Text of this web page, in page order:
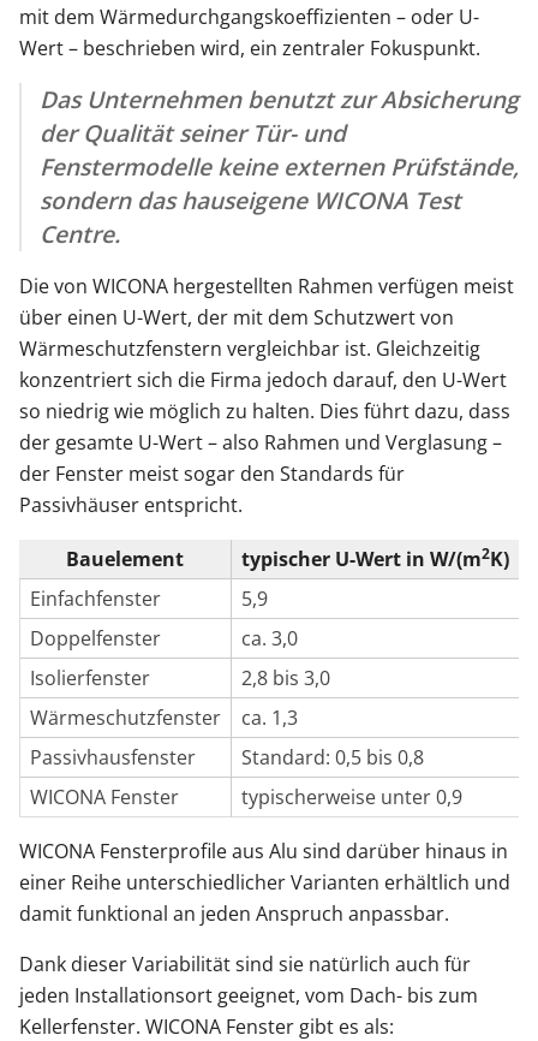
mit dem Wärmedurchgangskoeffizienten – oder U-
Wert – beschrieben wird, ein zentraler Fokuspunkt.
Das Unternehmen benutzt zur Absicherung
der Qualität seiner Tür- und
Fenstermodelle keine externen Prüfstände,
sondern das hauseigene WICONA Test
Centre.
Die von WICONA hergestellten Rahmen verfügen meist
über einen U-Wert, der mit dem Schutzwert von
Wärmeschutzfenstern vergleichbar ist. Gleichzeitig
konzentriert sich die Firma jedoch darauf, den U-Wert
so niedrig wie möglich zu halten. Dies führt dazu, dass
der gesamte U-Wert – also Rahmen und Verglasung –
der Fenster meist sogar den Standards für
Passivhäuser entspricht.
Bauelement typischer U-Wert in W/(m2K)
Einfachfenster
5,9
Doppelfenster
ca. 3,0
Isolierfenster
2,8 bis 3,0
Wärmeschutzfenster
ca. 1,3
Passivhausfenster
Standard: 0,5 bis 0,8
WICONA Fenster
typischerweise unter 0,9
WICONA Fensterprofile aus Alu sind darüber hinaus in
einer Reihe unterschiedlicher Varianten erhältlich und
damit funktional an jeden Anspruch anpassbar.
Dank dieser Variabilität sind sie natürlich auch für
jeden Installationsort geeignet, vom Dach- bis zum
Kellerfenster. WICONA Fenster gibt es als: